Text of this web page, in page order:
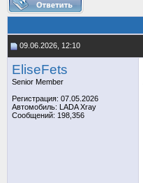
09.06.2026, 12:10
EliseFets
Senior Member
Регистрация: 07.05.2026
Автомобиль: LADA Xray
Сообщений: 198,356